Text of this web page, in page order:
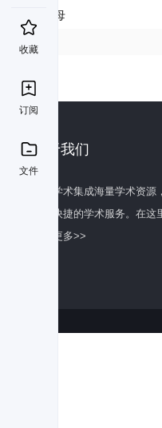
收藏
订阅
文件
首字母
关于我们
百度学术集成海量学术资
全面快捷的学术服务。在
了解更多>>